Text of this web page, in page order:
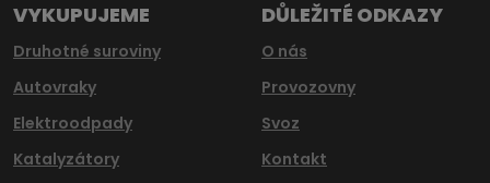
VYKUPUJEME
Druhotné suroviny
Autovraky
Elektroodpady
Katalyzátory
DŮLEŽITÉ ODKAZY
O nás
Provozovny
Svoz
Kontakt